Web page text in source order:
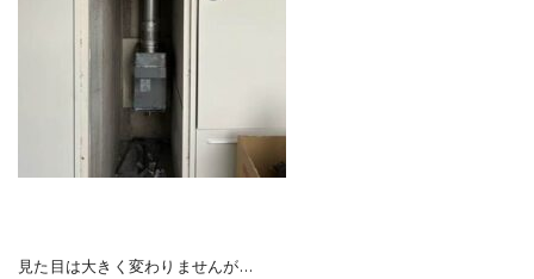
見た目は大きく変わりませんが…